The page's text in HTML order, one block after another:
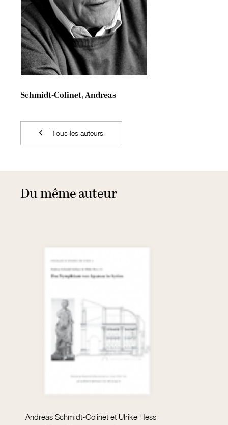
Schmidt-Colinet, Andreas
Tous les auteurs
Du même auteur
Andreas Schmidt-Colinet et Ulrike Hess